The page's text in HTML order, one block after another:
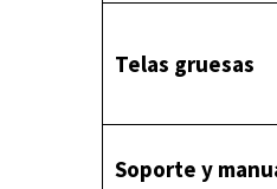
Telas gruesas
Soporte y